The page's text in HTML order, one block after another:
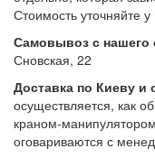
Стоимость уточняйте
Самовывоз с нашего
Сновская, 22
Доставка по Киеву и
осуществляется, как
краном-
оговариваются с